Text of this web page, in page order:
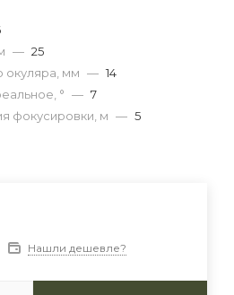
— 25
окуляра, мм — 14
° — 7
фокусировки, м — 5
Нашли дешевле?